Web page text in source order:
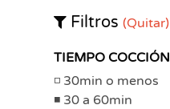
Filtros (Quitar)
TIEMPO COCCIÓN
30min o menos
30 a 60min